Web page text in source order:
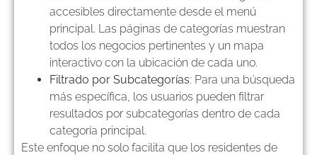
accesibles directamente desde el menú
principal. Las páginas de categorías muestran
todos los negocios pertinentes y un mapa
interactivo con la ubicación de cada uno.
Filtrado por Subcategorías: Para una búsqueda
más específica, los usuarios pueden filtrar
resultados por subcategorías dentro de cada
categoría principal.
Este enfoque no solo facilita que los residentes de